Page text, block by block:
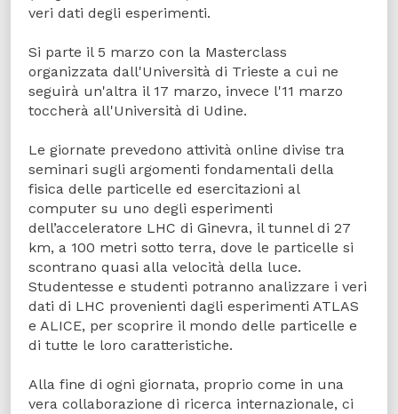
veri dati degli esperimenti.
Si parte il 5 marzo con la Masterclass
organizzata dall'Università di Trieste a cui ne
seguirà un'altra il 17 marzo, invece l'11 marzo
toccherà all'Università di Udine.
Le giornate prevedono attività online divise tra
seminari sugli argomenti fondamentali della
fisica delle particelle ed esercitazioni al
computer su uno degli esperimenti
dell’acceleratore LHC di Ginevra, il tunnel di 27
km, a 100 metri sotto terra, dove le particelle si
scontrano quasi alla velocità della luce.
Studentesse e studenti potranno analizzare i veri
dati di LHC provenienti dagli esperimenti ATLAS
e ALICE, per scoprire il mondo delle particelle e
di tutte le loro caratteristiche.
Alla fine di ogni giornata, proprio come in una
vera collaborazione di ricerca internazionale, ci